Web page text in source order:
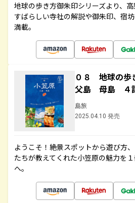
地球の歩き方御朱印シリーズより、
すばらしい寺社の解説や御朱印、宿
満載。
０８ 地球の
父島 母島 ４
島旅
2025.04.10 発売
ようこそ！絶景スポットから遊び方
たちが教えてくれた小笠原の魅力を
へ。